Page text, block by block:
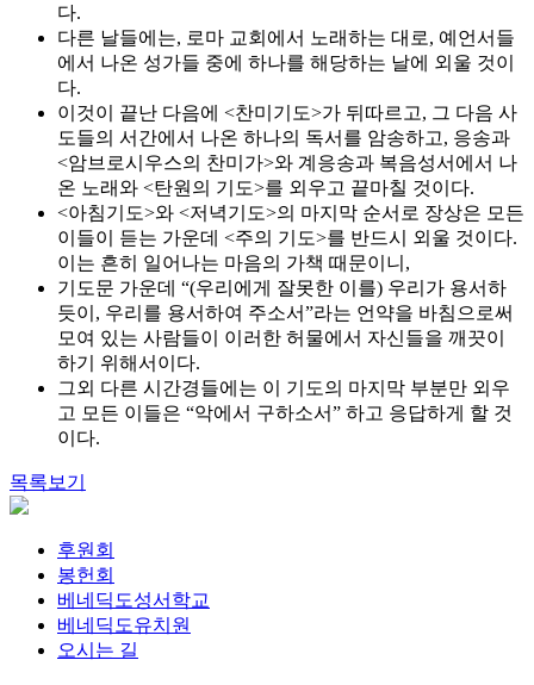
다.
다른 날들에는, 로마 교회에서 노래하는 대로, 예언서들
에서 나온 성가들 중에 하나를 해당하는 날에 외울 것이
다.
이것이 끝난 다음에 <찬미기도>가 뒤따르고, 그 다음 사
도들의 서간에서 나온 하나의 독서를 암송하고, 응송과
<암브로시우스의 찬미가>와 계응송과 복음성서에서 나
온 노래와 <탄원의 기도>를 외우고 끝마칠 것이다.
<아침기도>와 <저녁기도>의 마지막 순서로 장상은 모든
이들이 듣는 가운데 <주의 기도>를 반드시 외울 것이다.
이는 흔히 일어나는 마음의 가책 때문이니,
기도문 가운데 “(우리에게 잘못한 이를) 우리가 용서하
듯이, 우리를 용서하여 주소서”라는 언약을 바침으로써
모여 있는 사람들이 이러한 허물에서 자신들을 깨끗이
하기 위해서이다.
그외 다른 시간경들에는 이 기도의 마지막 부분만 외우
고 모든 이들은 “악에서 구하소서” 하고 응답하게 할 것
이다.
목록보기
후원회
봉헌회
베네딕도성서학교
베네딕도유치원
오시는 길